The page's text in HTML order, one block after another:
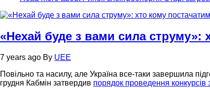
«Нехай буде з вами сила струму»:
7 years ago By UEE
Повільно та насилу, але Україна все-таки завершила
грудня Кабмін затвердив порядок проведення конкурсів